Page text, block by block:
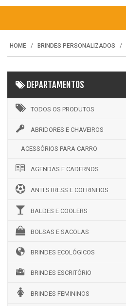
HOME BRINDES PERSONALIZADOS
DEPARTAMENTOS
TODOS OS PRODUTOS
ABRIDORES E CHAVEIROS
ACESSÓRIOS PARA CARRO
AGENDAS E CADERNOS
ANTI STRESS E COFRINHOS
BALDES E COOLERS
BOLSAS E SACOLAS
BRINDES ECOLÓGICOS
BRINDES ESCRITÓRIO
BRINDES FEMININOS